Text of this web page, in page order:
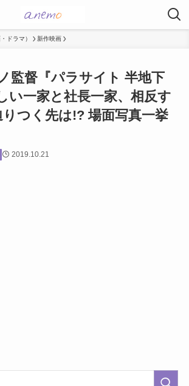
ドラマ） 新作映画
監督『パラサイト 半地下
い一家と社長一家、相反す
つく先は!? 場面写真一挙
2019.10.21